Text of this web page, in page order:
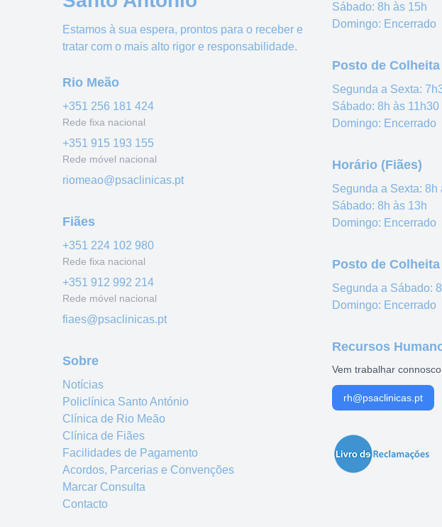
Estamos à sua espera, prontos para o receber e
tratar com o mais alto rigor e responsabilidade.
Rio Meão
+351 256 181 424
Rede fixa nacional
+351 915 193 155
Rede móvel nacional
riomeao@psaclinicas.pt
Fiães
+351 224 102 980
Rede fixa nacional
+351 912 992 214
Rede móvel nacional
fiaes@psaclinicas.pt
Sobre
Notícias
Policlínica Santo António
Clínica de Rio Meão
Clínica de Fiães
Facilidades de Pagamento
Acordos, Parcerias e Convenções
Marcar Consulta
Contacto
Sábado: 8h às 15h
Domingo: Encerrado
Posto de
Segunda a Sexta:
Sábado: 8h às 11h30
Domingo: Encerrado
Horário (Fiães)
Segunda a Sexta: 8h
Sábado: 8h às 13h
Domingo: Encerrado
Posto de
Segunda a Sábado:
Domingo: Encerrado
Recursos
Vem trabalhar
rh@psaclinicas.pt